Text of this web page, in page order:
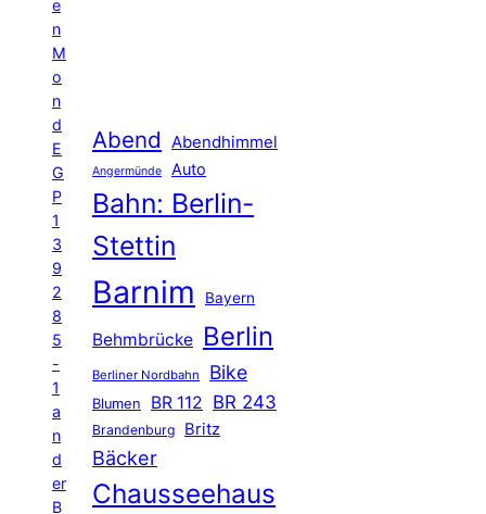
e
n
M
o
n
d
E
G
P
1
3
9
2
8
5
-
1
a
n
d
er
B
Abend Abendhimmel
Angermünde Auto
Bahn: Berlin-
Stettin
Barnim Bayern
Behmbrücke Berlin
Berliner Nordbahn Bike
Blumen BR 112 BR 243
Brandenburg Britz
Bäcker
Chausseehaus